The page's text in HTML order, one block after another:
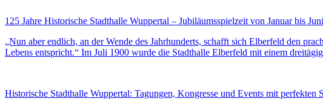
125 Jahre Historische Stadthalle Wuppertal – Jubiläumsspielzeit von Januar bis
„Nun aber endlich, an der Wende des Jahrhunderts, schafft sich Elberfeld den
Lebens entspricht.“ Im Juli 1900 wurde die Stadthalle Elberfeld mit einem
Historische Stadthalle Wuppertal: Tagungen, Kongresse und Events mit perfekten